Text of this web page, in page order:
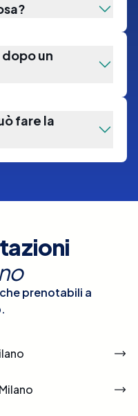
un
fare la
prenotabili a
.